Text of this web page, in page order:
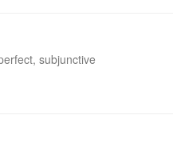
subjunctive